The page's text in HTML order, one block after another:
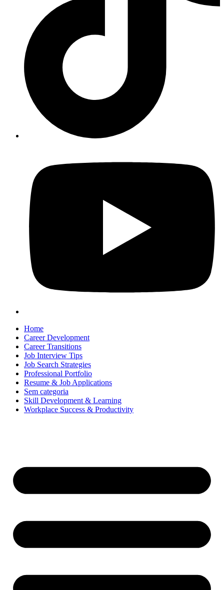
Home
Career Development
Career Transitions
Job Interview Tips
Job Search Strategies
Professional Portfolio
Resume & Job Applications
Sem categoria
Skill Development & Learning
Workplace Success & Productivity